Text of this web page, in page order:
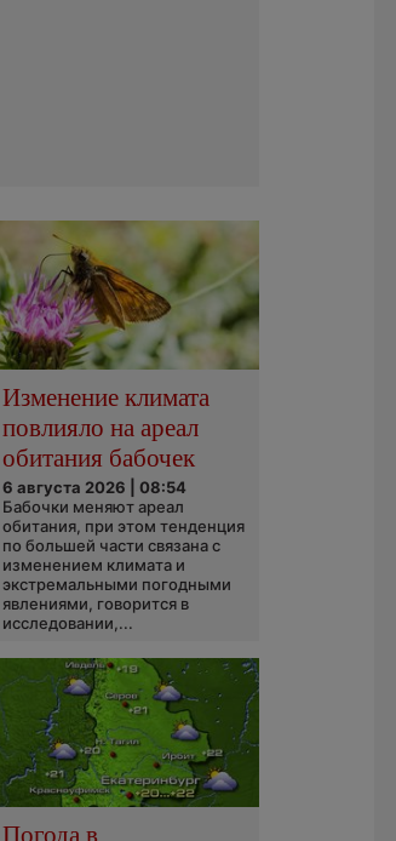
Изменение климата
повлияло на ареал
обитания бабочек
6 августа 2026 | 08:54
Бабочки меняют ареал
обитания, при этом тенденция
по большей части связана с
изменением климата и
экстремальными погодными
явлениями, говорится в
исследовании,...
Погода в